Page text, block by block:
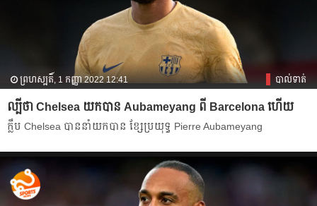
ព្រហស្បតិ៍, 1 កញ្ញា 2022 12:41 បាល់ទាត់
ល្បី​ថា​ Chelsea យក​បាន​ Aubameyang ពី​ Barcelona ហើយ​
ក្លឹប​ Chelsea បាន​នាំ​យក​បាន​ ខ្សែប្រយុទ្ធ​ Pierre Aubameyang